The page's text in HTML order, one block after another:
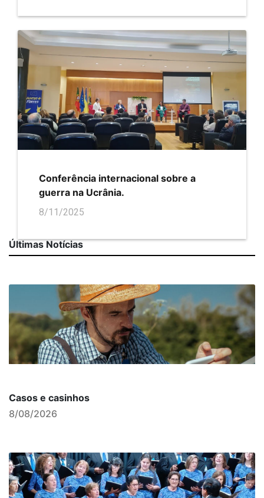
Conferência internacional sobre a
guerra na Ucrânia.
8/11/2025
Últimas Notícias
Casos e casinhos
8/08/2026